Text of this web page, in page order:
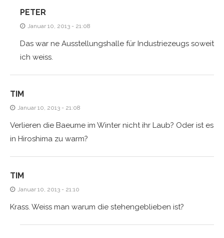
PETER
Januar 10, 2013 - 21:08
Das war ne Ausstellungshalle für Industriezeugs soweit
ich weiss.
TIM
Januar 10, 2013 - 21:08
Verlieren die Baeume im Winter nicht ihr Laub? Oder ist es
in Hiroshima zu warm?
TIM
Januar 10, 2013 - 21:10
Krass. Weiss man warum die stehengeblieben ist?